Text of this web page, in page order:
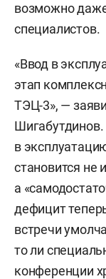
возможно
специалистов.
«Ввод в
этап
ТЭЦ-3», —
Шигабутдинов.
в
становится не
а
дефицит
встречи
то ли
конференции